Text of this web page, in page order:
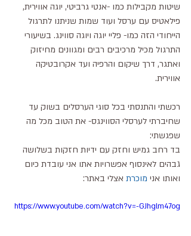
שיטות מקבילות כמו -אנטי גרביטי, יוגה אווירית,
פילאטיס עם ערסל ועוד שמות שניתנו לתרגול
הייחודי הזה כמו- פליי יוגה ויוגה סווינג. בשיעורי
התרגול מכיל מרכיבים רבים ומגוונים מחיזוק
ואתגר, דרך שיקום והרפיה ועד אקרובטיקה
אווירית.
רכשתי והתנסתי בכל סוגי הערסלים בשוק עד
שחיברתי לערסלי הסווינגס- את הטוב מכל מה
שפגשתי:
בד רחב גמיש וחזק עם ידיות חזקות בשלושה
גבהים לאינסוף אפשרויות אתו אני עובדת כיום
ואותו אני מוכרת אצלי באתר:
https://www.youtube.com/watch?v=-GJhglm47og